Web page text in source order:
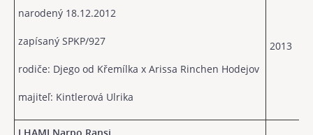
narodený 18.12.2012
zapísaný SPKP/927
rodiče: Djego od Křemílka x Arissa Rinchen Hodejov
majiteľ: Kintlerová Ulrika
2013